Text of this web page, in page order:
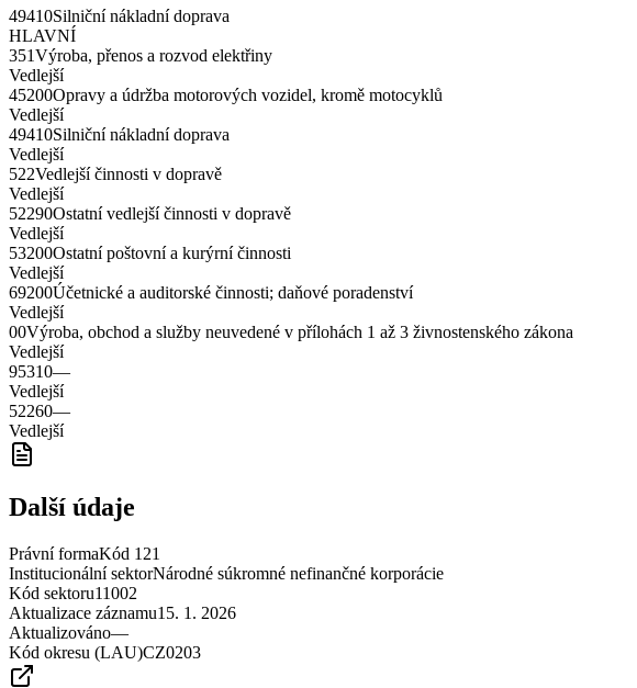
49410Silniční nákladní doprava
HLAVNÍ
351Výroba, přenos a rozvod elektřiny
Vedlejší
45200Opravy a údržba motorových vozidel, kromě motocyklů
Vedlejší
49410Silniční nákladní doprava
Vedlejší
522Vedlejší činnosti v dopravě
Vedlejší
52290Ostatní vedlejší činnosti v dopravě
Vedlejší
53200Ostatní poštovní a kurýrní činnosti
Vedlejší
69200Účetnické a auditorské činnosti; daňové poradenství
Vedlejší
00Výroba, obchod a služby neuvedené v přílohách 1 až 3 živnostenského zákona
Vedlejší
95310—
Vedlejší
52260—
Vedlejší
Další údaje
Právní formaKód 121
Institucionální sektorNárodné súkromné nefinančné korporácie
Kód sektoru11002
Aktualizace záznamu15. 1. 2026
Aktualizováno—
Kód okresu (LAU)CZ0203